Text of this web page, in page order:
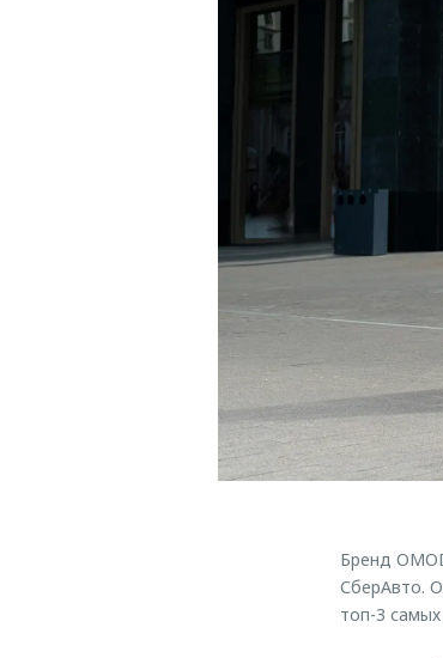
Бренд
СберАвто.
топ-3